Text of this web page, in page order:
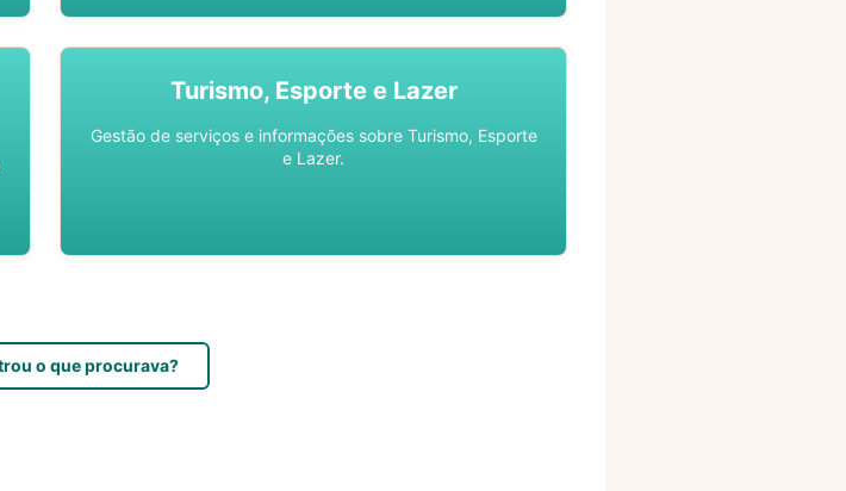
Turismo, Esporte e Lazer
Gestão de serviços e informações sobre Turismo, Esporte
e Lazer.
o que procurava?